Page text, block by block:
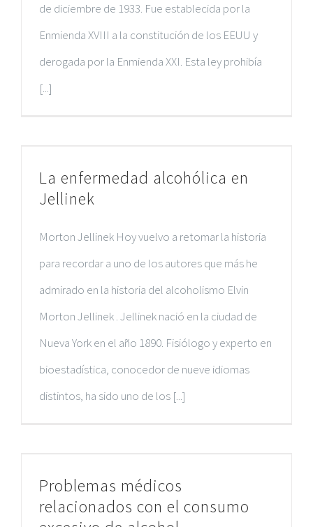
de diciembre de 1933. Fue establecida por la
Enmienda XVIII a la constitución de los EEUU y
derogada por la Enmienda XXI. Esta ley prohibía
[...]
La enfermedad alcohólica en
Jellinek
Morton Jellinek Hoy vuelvo a retomar la historia
para recordar a uno de los autores que más he
admirado en la historia del alcoholismo Elvin
Morton Jellinek . Jellinek nació en la ciudad de
Nueva York en el año 1890. Fisiólogo y experto en
bioestadística, conocedor de nueve idiomas
distintos, ha sido uno de los [...]
Problemas médicos
relacionados con el consumo